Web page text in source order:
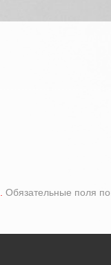
Обязательные поля